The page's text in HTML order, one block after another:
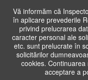
Vă informăm că
în aplicare prevederile
privind prelucrarea
caracter personal ale
etc. sunt prelucrate în
solicitărilor
cookies.
acceptare a
Cauta
in
siteAcasa